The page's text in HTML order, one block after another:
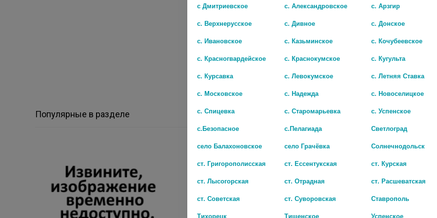
Показать все
Популярные в разделе
с Дмитриевское с. Александровское
с. Арзгир
с. Верхнерусское
с. Дивное
с. Донское
с. Ивановское
с. Казьминское
с. Кочубеевское
с. Красногвардейское
с. Краснокумское
с. Кугульта
с. Курсавка
с. Левокумское
с. Летняя Ставка
с. Московское
с. Надежда
с. Новоселицкое
с. Спицевка
с. Старомарьевка
с. Успенское
с.Безопасное
с.Пелагиада
Светлоград
село Балахоновское
село Грачёвка
Солнечнодольск
ст. Григорополисская
ст. Ессентукская
ст. Курская
ст. Лысогорская
ст. Отрадная
ст. Расшеватская
ст. Советская
ст. Суворовская
Ставрополь
Тихорецк
Тищенское Успенское